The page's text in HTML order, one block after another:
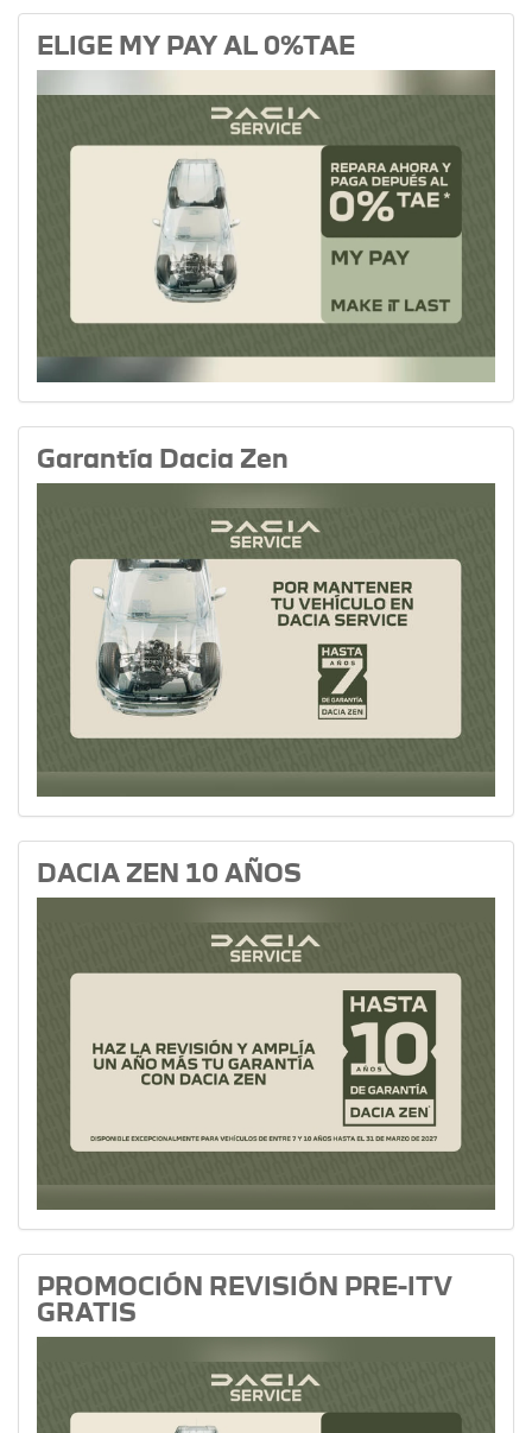
ELIGE MY PAY AL 0%TAE
Garantía Dacia Zen
DACIA ZEN 10 AÑOS
PROMOCIÓN REVISIÓN PRE-ITV
GRATIS